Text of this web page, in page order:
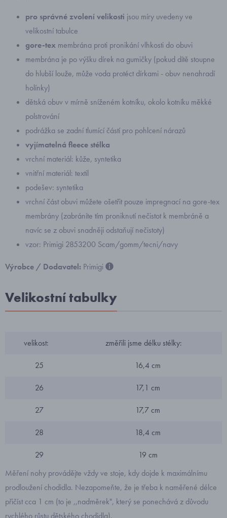
pro správné zvolení velikosti jsou míry uvedeny ve
velikostní tabulce
gore-tex membrána proti pronikání vlhkosti do obuvi
membrána je po výšku dírek na gumičky (pokud dítě stoupne
do hlubší louže, může voda protéct dírkami - obuv nenahradí
holínky)
dětská obuv v mírně sníženém kotníku, okolo kotníku měkké
polstrování
podrážka se zadní tlumící částí pro pohlcení nárazů
vyjímatelná fleece stélka
vrchní materiál: kůže, syntetika
vnitřní materiál: textil
podešev: syntetika
vrchní část obuvi můžete ošetřit pouze impregnací na gore-tex
membrány (zabráníte tím proniknutí nečistot k membráně a
navíc se z obuvi snadněji odstaňují nečistoty)
vzor: Primigi 2853200 Scam/gomm/tecni/navy
Výrobce / Dodavatel: Primigi
Velikostní tabulky
velikost: změřili jsme délku stélky:
25 16,4 cm
26 17,1 cm
27 17,7 cm
28 18,4 cm
29
19 cm
Měření nohy provádějte vždy ve stoje, kdy dojde k maximálnímu
prodloužení chodidla. Nezapomeňte, že je třeba k naměřené délce
přičíst cca 1 cm (to je ,,nadměrek", který se ponechává z důvodu
rychlého růstu dětského chodidla).